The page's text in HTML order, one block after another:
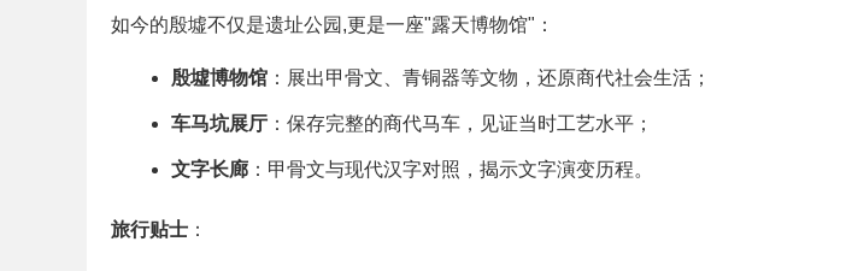
如今的殷墟不仅是遗址公园,更是一座"露天博物馆"：
殷墟博物馆 ：展出甲骨文、青铜器等文物，还原商代社会生活；
车马坑展厅 ：保存完整的商代马车，见证当时工艺水平；
文字长廊 ：甲骨文与现代汉字对照，揭示文字演变历程。
旅行贴士 ：